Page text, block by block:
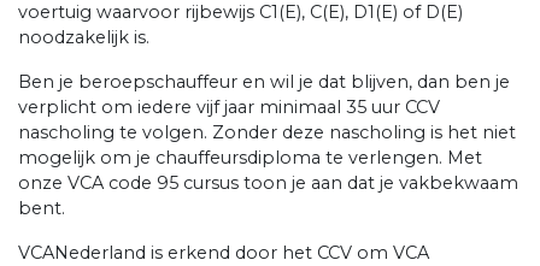
voertuig waarvoor rijbewijs C1(E), C(E), D1(E) of D(E)
noodzakelijk is.
Ben je beroepschauffeur en wil je dat blijven, dan ben je
verplicht om iedere vijf jaar minimaal 35 uur CCV
nascholing te volgen. Zonder deze nascholing is het niet
mogelijk om je chauffeursdiploma te verlengen. Met
onze VCA code 95 cursus toon je aan dat je vakbekwaam
bent.
VCANederland is erkend door het CCV om VCA